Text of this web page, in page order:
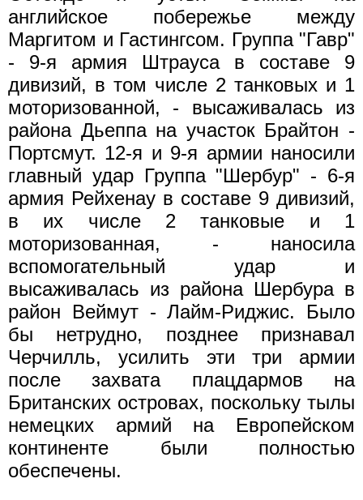
английское побережье между
Маргитом и Гастингсом. Группа "Гавр"
- 9-я армия Штрауса в составе 9
дивизий, в том числе 2 танковых и 1
моторизованной, - высаживалась из
района Дьеппа на участок Брайтон -
Портсмут. 12-я и 9-я армии наносили
главный удар Группа "Шербур" - 6-я
армия Рейхенау в составе 9 дивизий,
в их числе 2 танковые и 1
моторизованная, - наносила
вспомогательный удар и
высаживалась из района Шербура в
район Веймут - Лайм-Риджис. Было
бы нетрудно, позднее признавал
Черчилль, усилить эти три армии
после захвата плацдармов на
Британских островах, поскольку тылы
немецких армий на Европейском
континенте были полностью
обеспечены.